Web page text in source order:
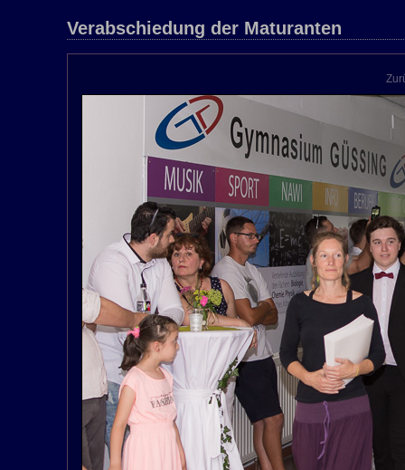
Verabschiedung der Maturanten